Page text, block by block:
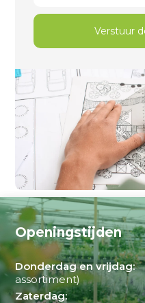
Verstuur
Openingstijden
Donderdag en vrijdag:
assortiment)
Zaterdag: